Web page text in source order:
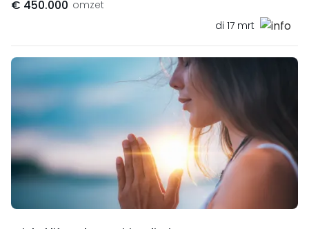
€ 450.000 omzet
di 17 mrt